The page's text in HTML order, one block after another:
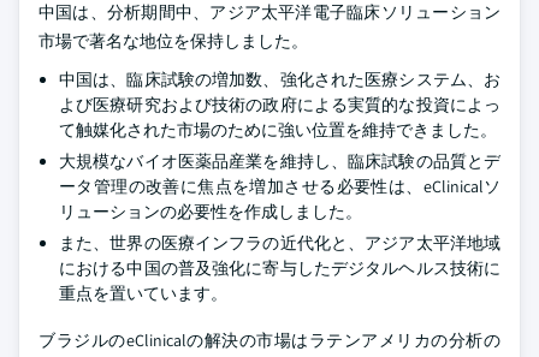
中国は、分析期間中、アジア太平洋電子臨床ソリューション
市場で著名な地位を保持しました。
中国は、臨床試験の増加数、強化された医療システム、お
よび医療研究および技術の政府による実質的な投資によっ
て触媒化された市場のために強い位置を維持できました。
大規模なバイオ医薬品産業を維持し、臨床試験の品質とデ
ータ管理の改善に焦点を増加させる必要性は、eClinicalソ
リューションの必要性を作成しました。
また、世界の医療インフラの近代化と、アジア太平洋地域
における中国の普及強化に寄与したデジタルヘルス技術に
重点を置いています。
ブラジルのeClinicalの解決の市場はラテンアメリカの分析の